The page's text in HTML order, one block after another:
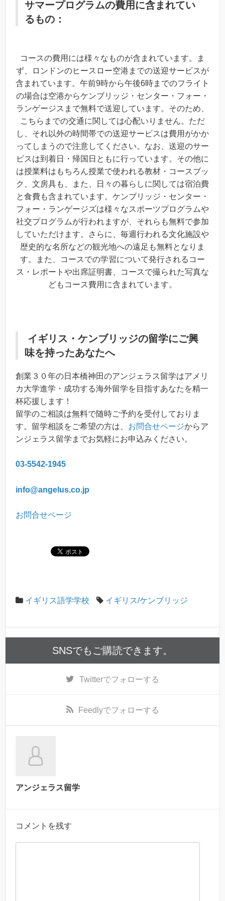
サマープログラムの費用に含まれてい
るもの：
コースの費用には様々なものが含まれています。ま
ず、ロンドンのヒースロー空港までの送迎サービスが
含まれています。午前9時から午後6時までのフライト
の場合は空港からケンブリッジ・センター・フォー・
ランゲージスまで無料で送迎しています。そのため、
こちらまでの交通に関しては心配いりません。ただ
し、それ以外の時間帯での送迎サービスは費用がかか
ってしまうので注意してください。なお、送迎のサー
ビスは到着日・帰国日ともに行っています。その他に
は授業料はもちろん授業で使われる教材・コースブッ
ク、文房具も、また、日々の暮らしに関しては宿泊費
と食費も含まれています。ケンブリッジ・センター・
フォー・ランゲージズは様々なスポーツプログラムや
社交プログラムが行われますが、それらも無料で参加
していただけます。さらに、毎週行われる文化施設や
歴史的な名所などの観光地への遠足も無料となりま
す。また、コースでの学習について発行されるコー
ス・レポートや出席証明書、コースで撮られた写真な
どもコース費用に含まれています。
イギリス・ケンブリッジの留学にご興
味を持ったあなたへ
創業３０年の日本橋神田のアンジェラス留学はアメリ
カ大学進学・成功する海外留学を目指すあなたを精一
杯応援します！
留学のご相談は無料で随時ご予約を受付しておりま
す。留学相談をご希望の方は、 お問合せページからア
ンジェラス留学までお気軽にお申込みください。
03-5542-1945
info@angelus.co.jp
お問合せページ
イギリス語学学校 イギリス/ケンブリッジ
SNSでもご購読できます。
Twitterでフォローする
Feedlyでフォローする
アンジェラス留学
コメントを残す